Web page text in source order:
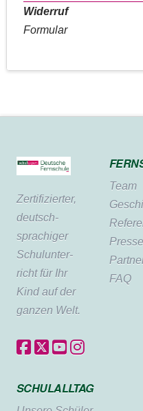
Widerruf
Formular
Zertifi­zierter,
deutsch­
sprachiger
Schul­unter­
richt für Ihr
Kind auf der
ganzen Welt.
Team
Presse
FAQ
SCHULALLTAG